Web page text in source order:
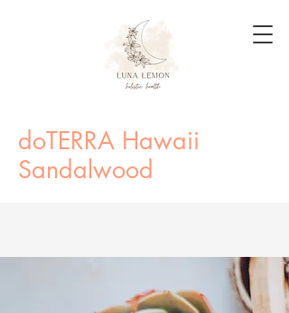
doTERRA Hawaii
Sandalwood